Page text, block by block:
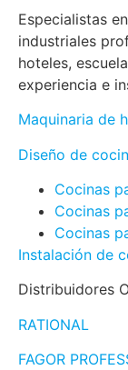
Especialistas
industriales
hoteles,
experiencia e
Maquinaria de
Diseño de
Cocinas
Cocinas
Cocinas
Instalación de
Distribuidores
RATIONAL
FAGOR